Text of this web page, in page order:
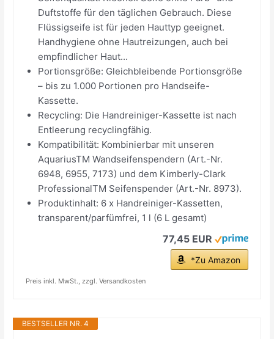
Duftstoffe für den täglichen Gebrauch. Diese
Flüssigseife ist für jeden Hauttyp geeignet.
Handhygiene ohne Hautreizungen, auch bei
empfindlicher Haut...
Portionsgröße: Gleichbleibende Portionsgröße
– bis zu 1.000 Portionen pro Handseife-
Kassette.
Recycling: Die Handreiniger-Kassette ist nach
Entleerung recyclingfähig.
Kompatibilität: Kombinierbar mit unseren
AquariusTM Wandseifenspendern (Art.-Nr.
6948, 6955, 7173) und dem Kimberly-Clark
ProfessionalTM Seifenspender (Art.-Nr. 8973).
Produktinhalt: 6 x Handreiniger-Kassetten,
transparent/parfümfrei, 1 l (6 L gesamt)
77,45 EUR
*Zu Amazon
Preis inkl. MwSt., zzgl. Versandkosten
BESTSELLER NR. 4